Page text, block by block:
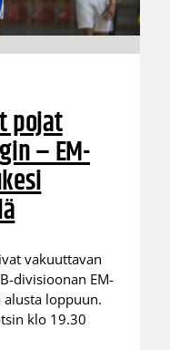
pojat
– EM-
vakuuttavan
divisioonan EM-
loppuun.
klo 19.30